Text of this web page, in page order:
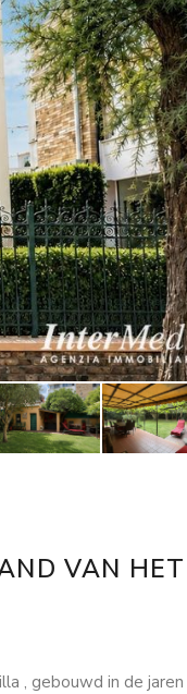
VAN HET
, gebouwd in de jaren